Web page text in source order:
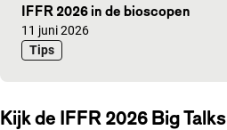
IFFR 2026 in de bioscopen
Gepubliceerd op:
11 juni 2026
Tips
Kijk de IFFR 2026 Big Talks